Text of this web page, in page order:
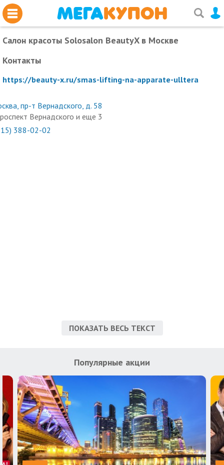
Салон красоты Solosalon BeautyXв Москве
Контакты
https://beauty-x.ru/smas-lifting-na-apparate-ulltera
пр-т Вернадского, д. 58
Вернадского и еще 3
388-02-02
ПОКАЗАТЬ ВЕСЬ ТЕКСТ
Популярные акции